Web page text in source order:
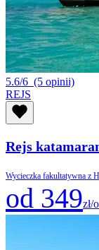
5.6/6 (5 opinii)
REJS
Rejs
Wycieczka fakultatywna z
od 349zł/